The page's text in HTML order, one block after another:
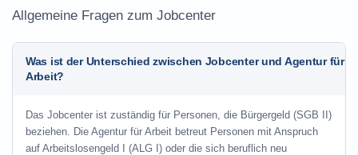
Allgemeine Fragen zum Jobcenter
Was ist der Unterschied zwischen Jobcenter und Agentur für
Arbeit?
Das Jobcenter ist zuständig für Personen, die Bürgergeld (SGB II)
beziehen. Die Agentur für Arbeit betreut Personen mit Anspruch
auf Arbeitslosengeld I (ALG I) oder die sich beruflich neu